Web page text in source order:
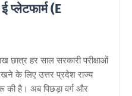
प्लेटफार्म (E
छात्र हर साल सरकारी परीक्षाओं
के लिए उत्तर प्रदेश राज्य
की है। अब पिछड़ा वर्ग और